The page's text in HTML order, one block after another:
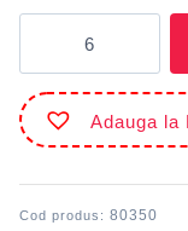
Pensulă
seria
512
nr.
10
Adauga la
Cod produs: 80350